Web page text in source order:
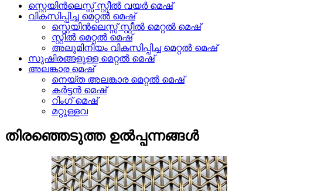
സ്റ്റെയിൻലെസ്സ് സ്റ്റീൽ വയർ മെഷ്
വികസിപ്പിച്ച മെറ്റൽ മെഷ്
സ്റ്റെയിൻലെസ്സ് സ്റ്റീൽ മെറ്റൽ മെഷ്
സ്റ്റീൽ മെറ്റൽ മെഷ്
അലുമിനിയം വികസിപ്പിച്ച മെറ്റൽ മെഷ്
സുഷിരങ്ങളുള്ള മെറ്റൽ മെഷ്
അലങ്കാര മെഷ്
നെയ്ത അലങ്കാര മെറ്റൽ മെഷ്
കർട്ടൻ മെഷ്
റിംഗ് മെഷ്
മറ്റുള്ളവ
തിരഞ്ഞെടുത്ത ഉൽപ്പന്നങ്ങൾ